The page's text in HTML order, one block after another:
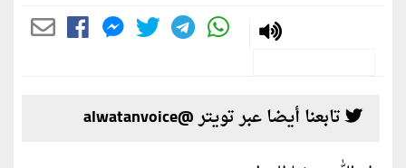
تابعنا أيضا عبر تويتر @alwatanvoice